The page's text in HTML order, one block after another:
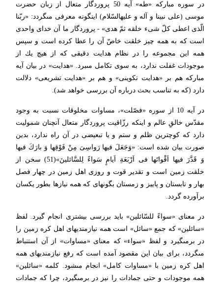
در سوره مباركه «طه» آیه 50 پروردگار متعال از زبان حضرت
موسى‏ (على نبینا و آله و علیه‏السّلام) اینگونه معرفى مى‏گردد: «ربّنا
الّذى اعطى كلّ شى‏ء خلقه ثمّ هدى» - پروردگار ما آن خداى واحدى
است كه به همه چیز خلقت خاصّ آن را عطا كرده است و سپس
همه این مجموعه را در نظام هدایت دقیقى كه از هیچ یك از
موجودات غفلت ندارد، به سوى تكامل مى‏برد. «هدایت» در بیان آیه
مباركه هم بر «هدایت تكوینى» و هم بر «هدایت تشریعى» دلالت
دارد (كه به تناسب بحث درباره آن بررسى خواهد شد).
در آیه 10 از سوره «فصّلت»، مساوات مخلوقات نسبت به وجود
مقدّس خالقِ عالم و اینكه رزّاقیت پروردگار متعال آنچنان شمولیت
دارد كه كوچترین ظلم و ستم و یا تبعیضى در آن راه ندارد، بدین
صورت بیان شده است: «وَجَعَلَ فیها رَواسِىَ مِنْ فَوْقِها وَ بارَكَ فیها
وَ قَدَّرَ فیها اَقْواتَها فى اَرْبَعَةِ اَیامٍ سَواءً لِلسَّائلینَ»(51) سخن از
خلقت زمین است و تقدیر قوت و روزى اهل زمین در چهار فصل
بهار و تابستان و پاییز و زمستان بگونه‏اى كه همه نیازها بطور یكسان
برآورده گردد.
در معناى «سواءً للسّائلین» باید بررسى بیشترى انجام گیرد. لفظ
«سائلین» كه جمع «سائل» است همه نیازمندیهاى اهل كره زمین را
در برمى‏گیرد و لفظ «سواء» كه معناى «مساوات» از آن استنباط
مى‏گردد، براى بیان این مقصود آمده است كه رفع نیازمندیهاى همه
اهل كره زمین با «مساوات كامل» انجام مى‏شود. كلمه «سائلین»
همه موجودات و حتى جمادات را نیز در برمى‏گیرد، چرا كه جمادات